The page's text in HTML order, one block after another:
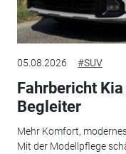
05.08.2026 #SUV
Fahrbericht
Begleiter
Mehr Komfort,
Mit der Modellpflege